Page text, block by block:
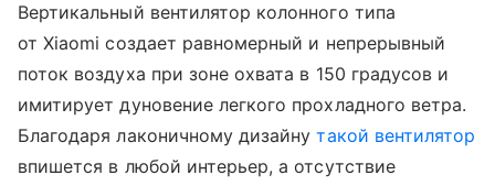
Вертикальный вентилятор колонного типа
от Xiaomi создает равномерный и непрерывный
поток воздуха при зоне охвата в 150 градусов и
имитирует дуновение легкого прохладного ветра.
Благодаря лаконичному дизайнутакой вентилятор
впишется в любой интерьер, а отсутствие